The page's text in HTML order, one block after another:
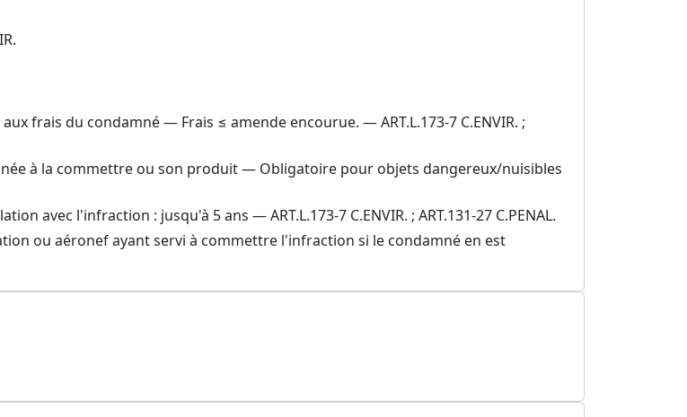
frais du condamné — Frais ≤ amende encourue. — ART.L.173-7 C.ENVIR. ;
à la commettre ou son produit — Obligatoire pour objets dangereux/nuisibles
avec l'infraction : jusqu'à 5 ans — ART.L.173-7 C.ENVIR. ; ART.131-27 C.PENAL.
ou aéronef ayant servi à commettre l'infraction si le condamné en est